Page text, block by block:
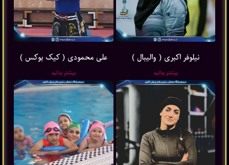
نیلوفر اکبری ( والیبال )
بیشتر بدانید
علی محمودی ( کیک بوکس )
بیشتر بدانید